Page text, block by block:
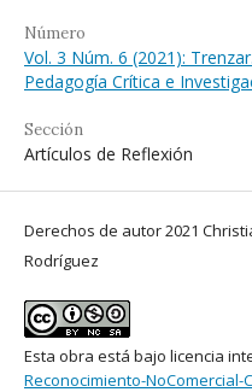
Número
Vol. 3 Núm. 6 (2021):
Pedagogía Crítica e
Sección
Artículos de Reflexión
Derechos de autor 2021
Rodríguez
Esta obra está bajo licencia
Reconocimiento-NoComercial-